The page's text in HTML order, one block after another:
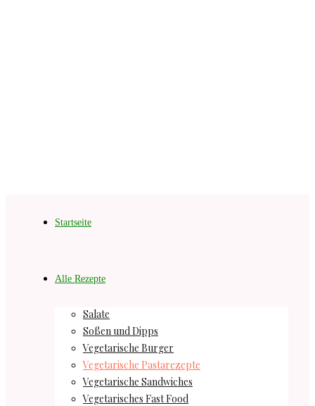
Startseite
Alle Rezepte
Salate
Soßen und Dipps
Vegetarische Burger
Vegetarische Pastarezepte
Vegetarische Sandwiches
Vegetarisches Fast Food